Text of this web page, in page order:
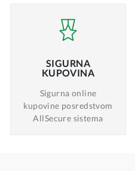
SIGURNA
KUPOVINA
Sigurna online
kupovine posredstvom
AllSecure sistema